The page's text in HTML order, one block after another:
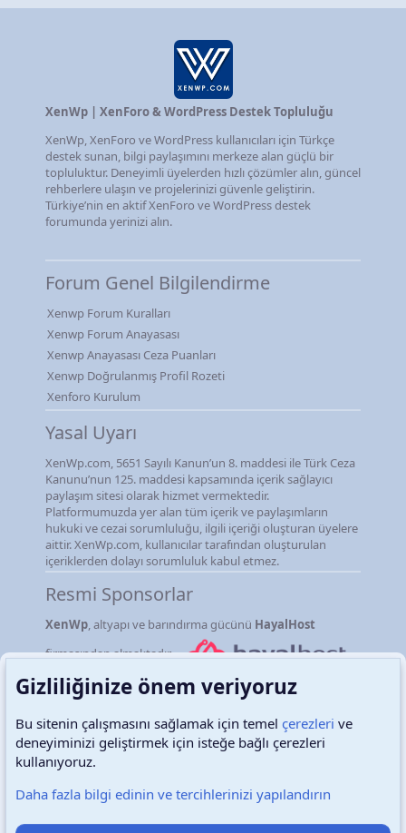
XenWp | XenForo & WordPress Destek Topluluğu
XenWp, XenForo ve WordPress kullanıcıları için Türkçe
destek sunan, bilgi paylaşımını merkeze alan güçlü bir
topluluktur. Deneyimli üyelerden hızlı çözümler alın, güncel
rehberlere ulaşın ve projelerinizi güvenle geliştirin.
Türkiye’nin en aktif XenForo ve WordPress destek
forumunda yerinizi alın.
Forum Genel Bilgilendirme
Xenwp Forum Kuralları
Xenwp Forum Anayasası
Xenwp Anayasası Ceza Puanları
Xenwp Doğrulanmış Profil Rozeti
Xenforo Kurulum
Yasal Uyarı
XenWp.com, 5651 Sayılı Kanun’un 8. maddesi ile Türk Ceza
Kanunu’nun 125. maddesi kapsamında içerik sağlayıcı
paylaşım sitesi olarak hizmet vermektedir.
Platformumuzda yer alan tüm içerik ve paylaşımların
hukuki ve cezai sorumluluğu, ilgili içeriği oluşturan üyelere
aittir. XenWp.com, kullanıcılar tarafından oluşturulan
içeriklerden dolayı sorumluluk kabul etmez.
Resmi Sponsorlar
XenWp, altyapı ve barındırma gücünü HayalHost
firmasından almaktadır.
Türkçe (TR) Çerezler
Destek talepleri Bize ulaşın Şartlar ve kurallar
Gizliliğinize önem veriyoruz
Bu sitenin çalışmasını sağlamak için temel çerezleri ve
deneyiminizi geliştirmek için isteğe bağlı çerezleri
kullanıyoruz.
Daha fazla bilgi edinin ve tercihlerinizi yapılandırın